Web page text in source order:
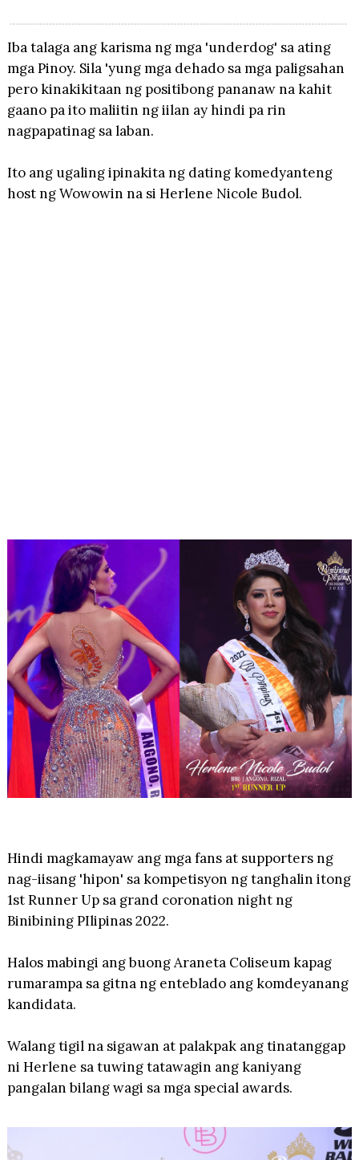
Iba talaga ang karisma ng mga 'underdog' sa ating
mga Pinoy. Sila 'yung mga dehado sa mga paligsahan
pero kinakikitaan ng positibong pananaw na kahit
gaano pa ito maliitin ng iilan ay hindi pa rin
nagpapatinag sa laban.
Ito ang ugaling ipinakita ng dating komedyanteng
host ng Wowowin na si Herlene Nicole Budol.
Hindi magkamayaw ang mga fans at supporters ng
nag-iisang 'hipon' sa kompetisyon ng tanghalin itong
1st Runner Up sa grand coronation night ng
Binibining PIlipinas 2022.
Halos mabingi ang buong Araneta Coliseum kapag
rumarampa sa gitna ng enteblado ang komdeyanang
kandidata.
Walang tigil na sigawan at palakpak ang tinatanggap
ni Herlene sa tuwing tatawagin ang kaniyang
pangalan bilang wagi sa mga special awards.